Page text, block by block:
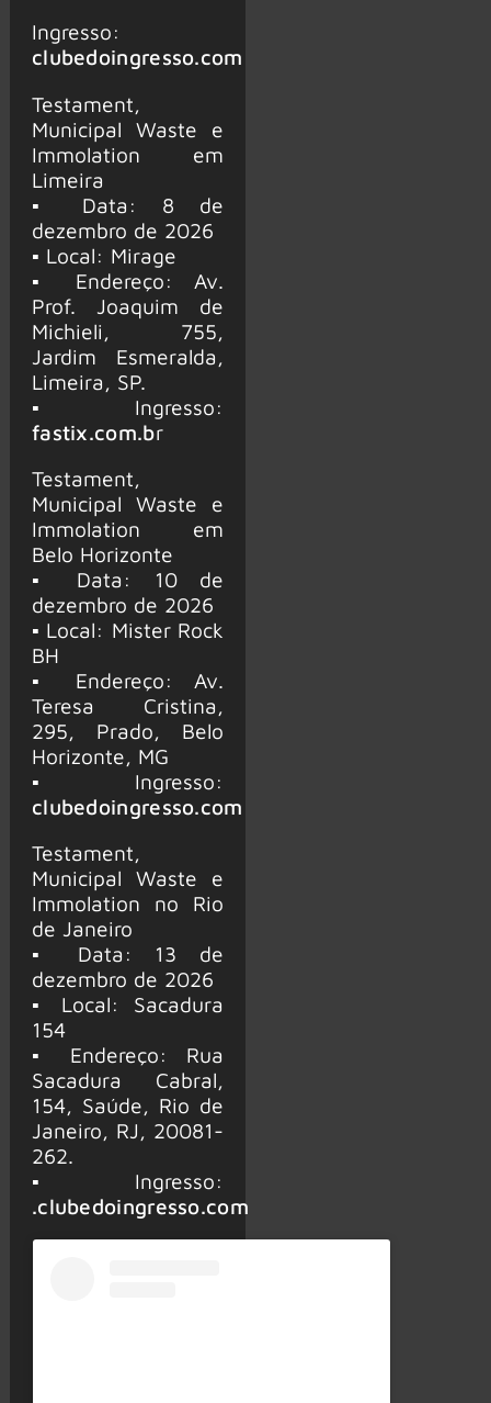
Ingresso:
clubedoingresso.com
Testament,
Municipal Waste e
Immolation em
Limeira
▪ Data: 8 de
dezembro de 2026
▪ Local: Mirage
▪ Endereço: Av.
Prof. Joaquim de
Michieli, 755,
Jardim Esmeralda,
Limeira, SP.
▪ Ingresso:
fastix.com.br
Testament,
Municipal Waste e
Immolation em
Belo Horizonte
▪ Data: 10 de
dezembro de 2026
▪ Local: Mister Rock
BH
▪ Endereço: Av.
Teresa Cristina,
295, Prado, Belo
Horizonte, MG
▪ Ingresso:
clubedoingresso.com
Testament,
Municipal Waste e
Immolation no Rio
de Janeiro
▪ Data: 13 de
dezembro de 2026
▪ Local: Sacadura
154
▪ Endereço: Rua
Sacadura Cabral,
154, Saúde, Rio de
Janeiro, RJ, 20081-
262.
▪ Ingresso:
.clubedoingresso.com